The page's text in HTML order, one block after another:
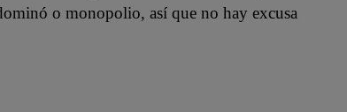
o monopolio, así que no hay excusa